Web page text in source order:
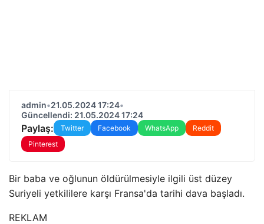
admin•21.05.2024 17:24•
Güncellendi: 21.05.2024 17:24
Paylaş: Twitter Facebook WhatsApp
Reddit
Pinterest
Bir baba ve oğlunun öldürülmesiyle ilgili üst düzey
Suriyeli yetkililere karşı Fransa'da tarihi dava başladı.
REKLAM